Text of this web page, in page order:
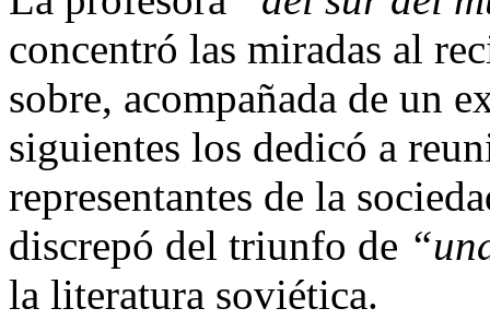
concentró las miradas al
sobre, acompañada de un
siguientes los dedicó a
representantes de la
discrepó del triunfo de
la literatura soviética.